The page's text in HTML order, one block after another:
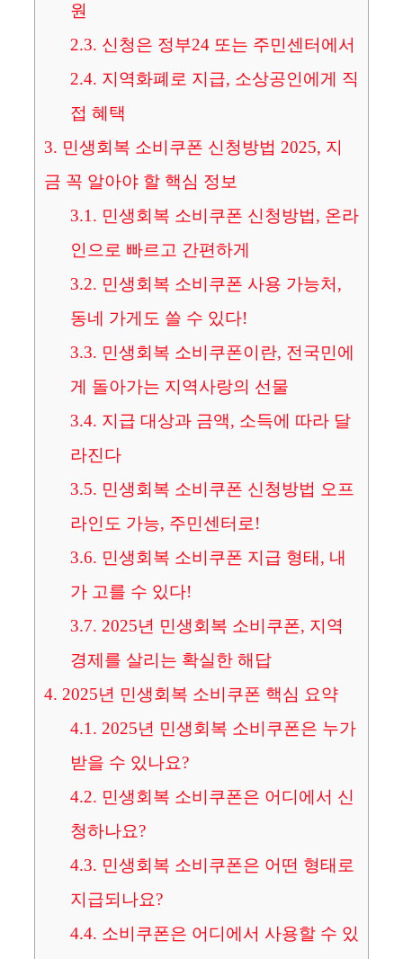
원
2.3. 신청은 정부24 또는 주민센터에서
2.4. 지역화폐로 지급, 소상공인에게 직
접 혜택
3. 민생회복 소비쿠폰 신청방법 2025, 지
금 꼭 알아야 할 핵심 정보
3.1. 민생회복 소비쿠폰 신청방법, 온라
인으로 빠르고 간편하게
3.2. 민생회복 소비쿠폰 사용 가능처,
동네 가게도 쓸 수 있다!
3.3. 민생회복 소비쿠폰이란, 전국민에
게 돌아가는 지역사랑의 선물
3.4. 지급 대상과 금액, 소득에 따라 달
라진다
3.5. 민생회복 소비쿠폰 신청방법 오프
라인도 가능, 주민센터로!
3.6. 민생회복 소비쿠폰 지급 형태, 내
가 고를 수 있다!
3.7. 2025년 민생회복 소비쿠폰, 지역
경제를 살리는 확실한 해답
4. 2025년 민생회복 소비쿠폰 핵심 요약
4.1. 2025년 민생회복 소비쿠폰은 누가
받을 수 있나요?
4.2. 민생회복 소비쿠폰은 어디에서 신
청하나요?
4.3. 민생회복 소비쿠폰은 어떤 형태로
지급되나요?
4.4. 소비쿠폰은 어디에서 사용할 수 있